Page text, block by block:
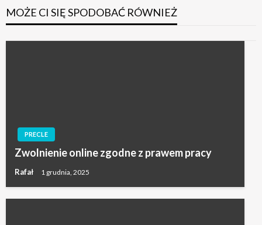
MOŻE CI SIĘ SPODOBAĆ RÓWNIEŻ
PRECLE
Zwolnienie online zgodne z prawem pracy
Rafał 1 grudnia, 2025